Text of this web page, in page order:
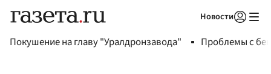
Новости
Покушение на главу "Уралдронзавода" Проблемы с